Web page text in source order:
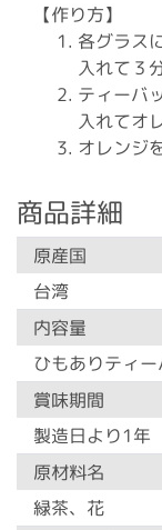
【作り方】
各グラス
入れて３
ティーバ
入れてオ
オレンジ
商品詳細
原産国
台湾
内容量
ひもありティ
賞味期間
製造日より1年
原材料名
緑茶、花